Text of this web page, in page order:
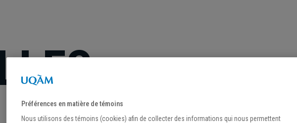
Préférences en matière de témoins
Nous utilisons des témoins (cookies) afin de collecter des informations qui nous permettent